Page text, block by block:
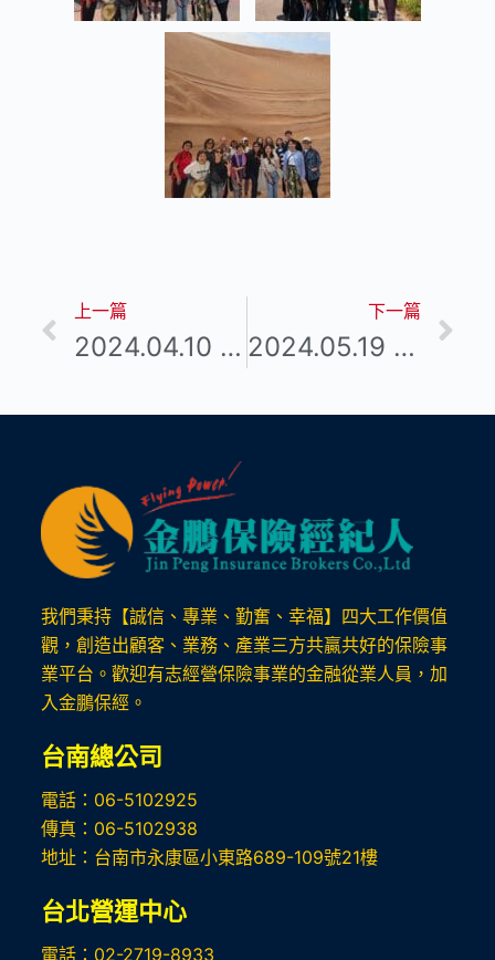
上一篇
2024.04.10 30強高手龍虎宴
下一篇
2024.05.19 理賠課程：蔡永澄
我們秉持【誠信、專業、勤奮、幸福】四大工作價值
觀，創造出顧客、業務、產業三方共贏共好的保險事
業平台。歡迎有志經營保險事業的金融從業人員，加
入金鵬保經。
台南總公司
電話：06-5102925
傳真：06-5102938
地址：台南市永康區小東路689-109號21樓
台北營運中心
電話：02-2719-8933